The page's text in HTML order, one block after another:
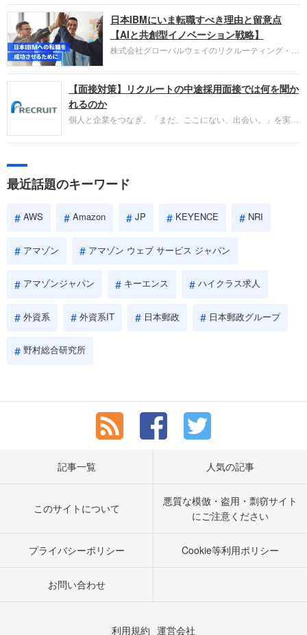
圧倒的な存在感を持つAmazon。中途採用面接では
過去の具体的な業務成果やリーダーシップの発揮、
失敗からの学びが重視され、人間性やカルチャーフ
ィットも評価対象となり、長期的に成長できる仲間
であるかを多角的に審査されます。
日本IBMにいま転職すべき理由と留意点
【AIと共創型イノベーション戦略】
株式会社グローバルウェイのリクルーティング・パ
パーソンが利用する企業口コミサイト「キャリコ
ネ」の転職エージェントがお勧めするイチオシ企業
IBMです。採用面接対策の企業研究にご活用くださ
い。
【面接対策】リクルートの中途採用面接では何を聞か
れるのか
個人と企業をつなぎ、「まだ、ここにない、出会い。」を実現
やこれまでの成果を具体的に問われるほか、「人間性」も評価
しょう。
最近話題のキーワード
AWS Amazon JP KEYENCE NRI
アマゾン アマゾン ウェブ サービス ジャパン
アマゾンジャパン キーエンス ハイクラス求人
外資系 外資系IT 日本郵政 日本郵政グループ
野村総合研究所
記事一覧 人気の記事
このサイトについて
悪質な模倣・盗用・剽窃サイト
にご注意ください
プライバシーポリシー Cookie等利用ポリシー
お問い合わせ
利用規約 運営会社